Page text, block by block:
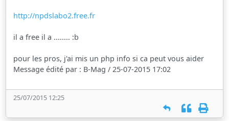
http://npdslabo2.free.fr
il a free il a ........ :b
pour les pros, j'ai mis un php info si ca peut vous aider
Message édité par : B-Mag / 25-07-2015 17:02
25/07/2015 12:25